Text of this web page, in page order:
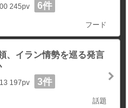
245pv 6件
フード
、イラン情勢を巡る発言
197pv 3件
話題